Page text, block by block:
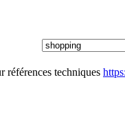
références techniques